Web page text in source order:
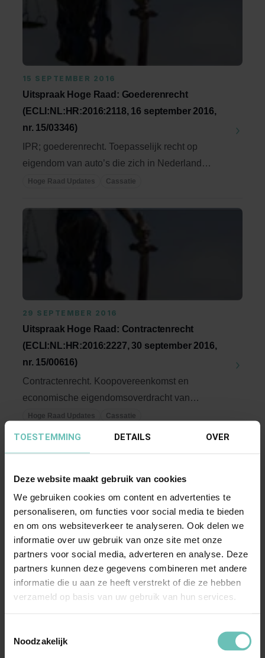
TOESTEMMING DETAILS OVER
Deze website maakt gebruik van cookies
We gebruiken cookies om content en advertenties te
personaliseren, om functies voor social media te bieden
en om ons websiteverkeer te analyseren. Ook delen we
informatie over uw gebruik van onze site met onze
partners voor social media, adverteren en analyse. Deze
partners kunnen deze gegevens combineren met andere
informatie die u aan ze heeft verstrekt of die ze hebben
verzameld op basis van uw gebruik van hun services.
Noodzakelijk
15 SEPTEMBER 2016
Uitspraak Hoge Raad: Goederenrecht
(ECLI:NL:HR:2016:2118, 16 september 2016,
nr. 15/03346)
IPR; goederenrecht. Toepasselijk recht op
eigendom van auto’s die zich in Nederland
bevinden; ...
Hoge Raad Updates Cassatie
29 SEPTEMBER 2016
Uitspraak Hoge Raad: Contractenrecht
(ECLI:NL:HR:2016:2227, 30 september 2016,
nr. 15/00616)
Contractenrecht. Koopovereenkomst en
economische eigendomsoverdracht van
onroerende zaak; ...
Hoge Raad Updates Cassatie
20 NOVEMBER 2016
Uitspraak Hoge Raad: Verjaring van
bevoegdheid (ECLI:NL:HR:2016:2623, 18
november 2016, nr. 15/02237)
Veroordeling ...